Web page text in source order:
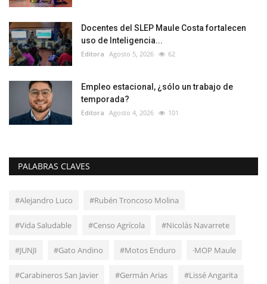
Docentes del SLEP Maule Costa fortalecen
uso de Inteligencia...
Editora Agosto 5, 2026 62
Empleo estacional, ¿sólo un trabajo de
temporada?
Editora Agosto 4, 2026 101
PALABRAS CLAVES
#Alejandro Luco #Rubén Troncoso Molina
#Vida Saludable #Censo Agrícola #Nicolás Navarrete
#JUNJI #Gato Andino #Motos Enduro ·MOP Maule
#Carabineros San Javier #Germán Arias #Lissé Angarita